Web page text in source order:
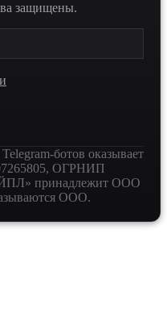
защищены.
ботов оказывает
, ОГРНИП
принадлежит ООО
ООО.